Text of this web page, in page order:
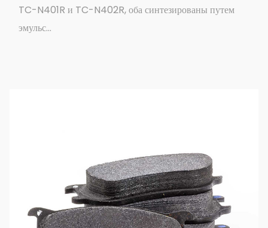
TC-N401R и TC-N402R, оба синтезированы путем
эмульс...